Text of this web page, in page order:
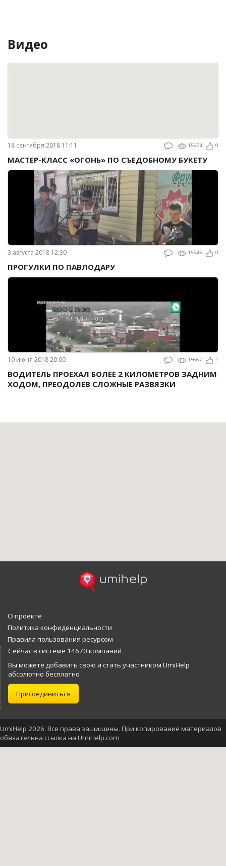
Видео
18 сентября 2018 11:11 15574 0
МАСТЕР-КЛАСС «ОГОНЬ» ПО СЪЕДОБНОМУ БУКЕТУ
3 августа 2018 12:30 15545 0
ПРОГУЛКИ ПО ПАВЛОДАРУ
10 июня 2018 20:00 15667 1
ВОДИТЕЛЬ ПРОЕХАЛ БОЛЕЕ 2 КИЛОМЕТРОВ ЗАДНИМ
ХОДОМ, ПРЕОДОЛЕВ СЛОЖНЫЕ РАЗВЯЗКИ
О проекте
Политика конфиденциальности
Правила пользования ресурсом
Сейчас в системе 14670 компаний
Вы можете добавить свою и стать участником UmiHelp
абсолютно бесплатно
Присоединиться
UmiHelp 2026. Все права защищены. При копирование материалов
обязательна ссылка на UmiHelp.com